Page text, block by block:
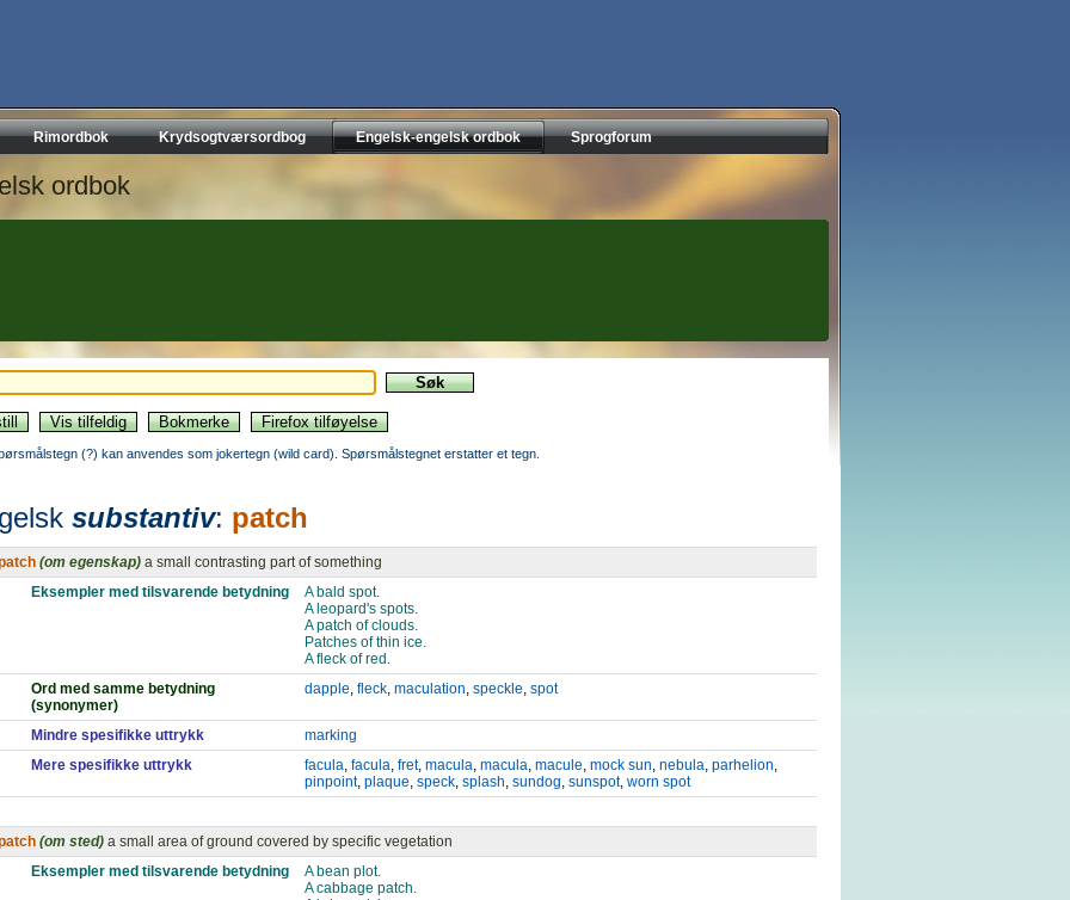
Rimordbok Krydsogtværsordbog Engelsk-engelsk ordbok Sprogforum
ordbok
(?) kan anvendes som jokertegn (wild card). Spørsmålstegnet erstatter et tegn.
substantiv: patch
(om egenskap) a small contrasting part of something
Eksempler med tilsvarende betydning
A bald spot.
A leopard's spots.
A patch of clouds.
Patches of thin ice.
A fleck of red.
Ord med samme betydning
(synonymer)
dapple, fleck, maculation, speckle, spot
Mindre spesifikke uttrykk
marking
Mere spesifikke uttrykk
facula, facula, fret, macula, macula, macule, mock sun, nebula, parhelion,
pinpoint, plaque, speck, splash, sundog, sunspot, worn spot
(om sted) a small area of ground covered by specific vegetation
Eksempler med tilsvarende betydning
A bean plot.
A cabbage patch.